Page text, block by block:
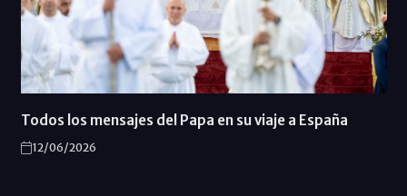
Todos los mensajes del Papa en su viaje a España
12/06/2026